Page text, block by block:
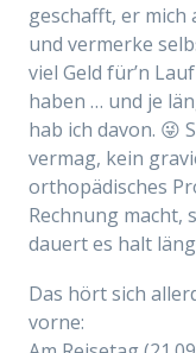
geschafft, er mich
und vermerke
viel Geld für’n
haben … und je
hab ich davon. 😜
vermag, kein
orthopädisches
Rechnung macht,
dauert es halt
Das hört sich
vorne: